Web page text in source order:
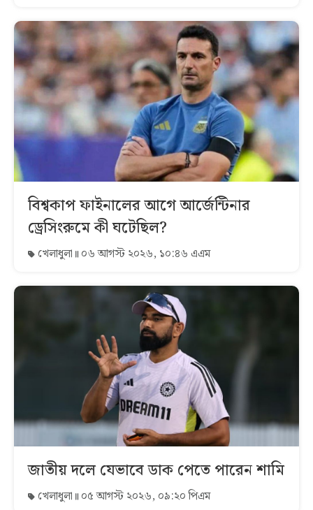
বিশ্বকাপ ফাইনালের আগে আর্জেন্টিনার
ড্রেসিংরুমে কী ঘটেছিল?
খেলাধুলা ০৬ আগস্ট ২০২৬, ১০:৪৬ এএম
জাতীয় দলে যেভাবে ডাক পেতে পারেন শামি
খেলাধুলা ০৫ আগস্ট ২০২৬, ০৯:২০ পিএম